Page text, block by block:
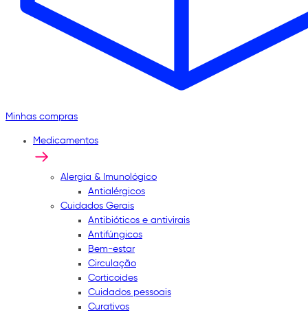
Minhas compras
Medicamentos
Alergia & Imunológico
Antialérgicos
Cuidados Gerais
Antibióticos e antivirais
Antifúngicos
Bem-estar
Circulação
Corticoides
Cuidados pessoais
Curativos